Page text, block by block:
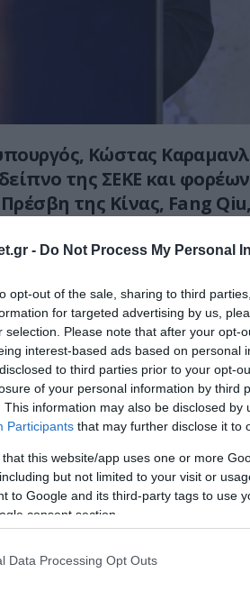
- Do Not Process My Personal
opt-out of the sale, sharing to third
for targeted advertising by us,
selection. Please note that after your opt-
interest-based ads based on personal
to third parties prior to your opt-
of your personal information by third
This information may also be disclosed by
Participants that may further disclose it to
that this website/app uses one or more
but not limited to your visit or
to Google and its third-party tags to use
consent section.
Data Processing Opt Outs
Κώστας
της ΣΕΚΕ και
της Κίνας, Fang
παράγοντας δεν
λιμάνι του Πειραιά».
Σινοελληνικές σχέσεις ο
2004 κάναμε τα πρώτα
της σχέσης, αυτό φαινόταν
Τα μεγέθη μεταξύ των
η απόσταση μεταξύ μας
όμως, σε ένα
του δικού της
ως κόμβο ανάπτυξης και